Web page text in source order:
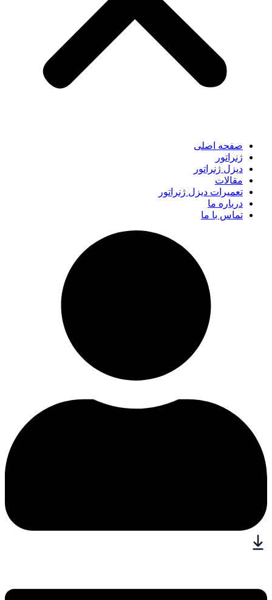
صفحه اصلی
ژنراتور
دیزل ژنراتور
مقالات
تعمیرات دیزل ژنراتور
درباره ما
تماس با ما